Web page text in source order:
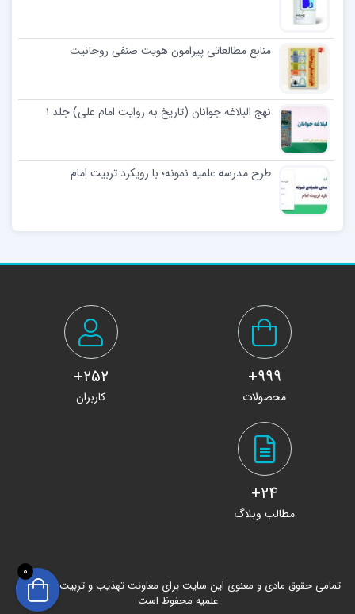
منابع مطالعاتی پیرامون هویت صنفی روحانیت
نهج البلاغه جوانان (تاریخ به روایت امام علی) جلد ۱
طرح مدرسه علمیه نمونه؛ با رویکرد تربیت امام
999+
محصولات
252+
کاربران
24+
مطالب وبلاگ
تمامی حقوق مادی و معنوی این سایت برای معاونت تهذیب و تربیت حوزه های
علمیه محفوظ است
0